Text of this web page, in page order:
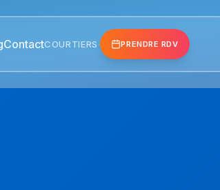
ContactCOURTIERS · PRENDRE RDV